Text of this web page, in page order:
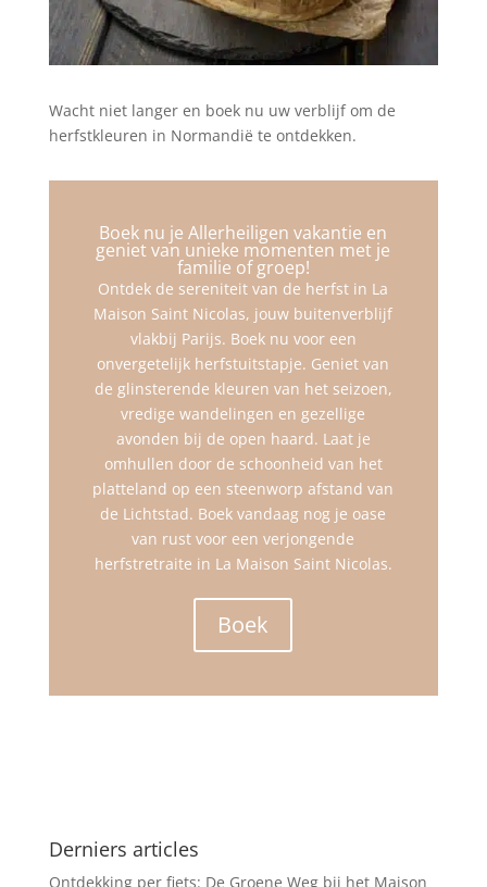
Wacht niet langer en boek nu uw verblijf om de
herfstkleuren in Normandië te ontdekken.
Boek nu je Allerheiligen vakantie en
geniet van unieke momenten met je
familie of groep!
Ontdek de sereniteit van de herfst in La
Maison Saint Nicolas, jouw buitenverblijf
vlakbij Parijs. Boek nu voor een
onvergetelijk herfstuitstapje. Geniet van
de glinsterende kleuren van het seizoen,
vredige wandelingen en gezellige
avonden bij de open haard. Laat je
omhullen door de schoonheid van het
platteland op een steenworp afstand van
de Lichtstad. Boek vandaag nog je oase
van rust voor een verjongende
herfstretraite in La Maison Saint Nicolas.
Boek
Derniers articles
Ontdekking per fiets: De Groene Weg bij het Maison